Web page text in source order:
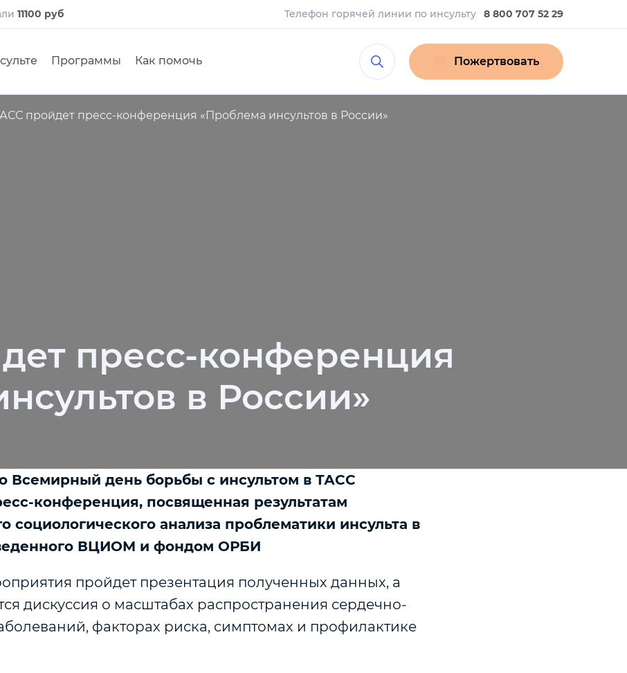
11100 руб Телефон горячей линии по инсульту 8 800 707 52 29
Программы Как помочь Пожертвовать
пройдет пресс-конференция «Проблема инсультов в России»
пресс-конференция
в России»
Всемирный день борьбы с инсультом в ТАСС
конференция, посвященная результатам
социологического анализа проблематики инсульта в
ВЦИОМ и фондом ОРБИ
пройдет презентация полученных данных, а
дискуссия о масштабах распространения сердечно-
факторах риска, симптомах и профилактике